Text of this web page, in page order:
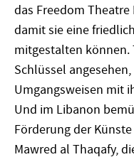
das Freedom
damit sie eine
mitgestalten können.
Schlüssel
Umgangsweisen mit
Und im Libanon
Förderung der
Mawred al Thaqafy,